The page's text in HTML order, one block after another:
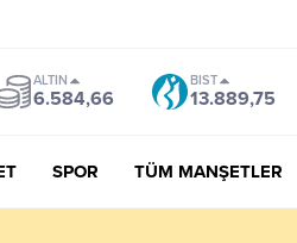
ALTIN
6.584,66
BIST
13.889,75
SPOR TÜM MANŞETLER